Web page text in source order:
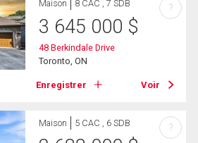
Maison 8 CAC , 7 SDB
3 645 000 $
48 Berkindale Drive
Toronto, ON
Enregistrer Voir
?
Maison 5 CAC , 6 SDB ?